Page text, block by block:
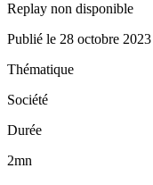
Replay non disponible
Publié le 28 octobre 2023
Thématique
Société
Durée
2mn